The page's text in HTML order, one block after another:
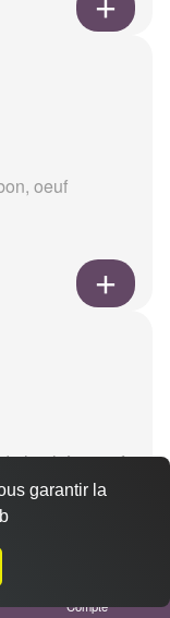
oeuf
hachée, oeuf
Compte
garantir la